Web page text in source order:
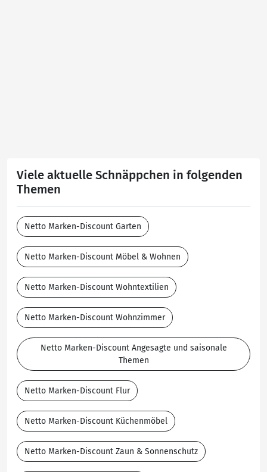
Viele aktuelle Schnäppchen in folgenden
Themen
Netto Marken-Discount Garten
Netto Marken-Discount Möbel & Wohnen
Netto Marken-Discount Wohntextilien
Netto Marken-Discount Wohnzimmer
Netto Marken-Discount Angesagte und saisonale
Themen
Netto Marken-Discount Flur
Netto Marken-Discount Küchenmöbel
Netto Marken-Discount Zaun & Sonnenschutz